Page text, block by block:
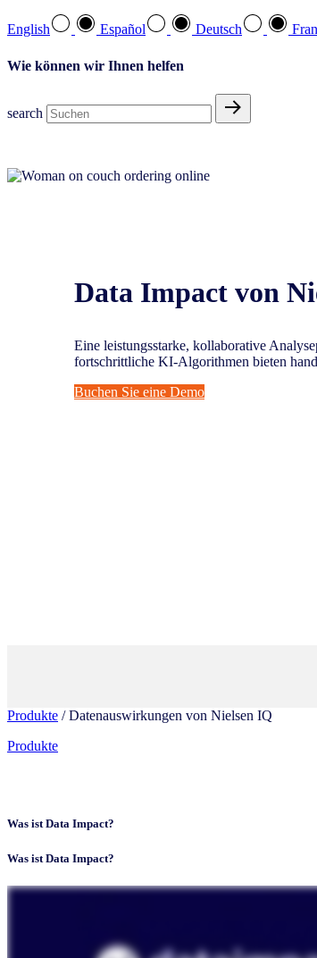
English Español Deutsch
Wie können wir Ihnen helfen
search
Data Impact von
Eine leistungsstarke, kollaborative
fortschrittliche KI-Algorithmen bieten
Buchen Sie eine Demo
Produkte / Datenauswirkungen von Nielsen IQ
Produkte
Was ist Data Impact?
Was ist Data Impact?